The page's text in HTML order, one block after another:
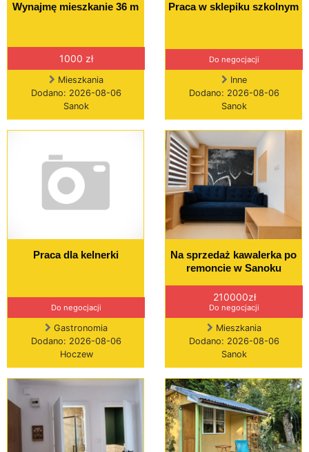
Wynajmę mieszkanie 36 m
1000 zł
Mieszkania
Dodano: 2026-08-06
Sanok
Praca w sklepiku szkolnym
Do negocjacji
Inne
Dodano: 2026-08-06
Sanok
Praca dla kelnerki
Do negocjacji
Gastronomia
Dodano: 2026-08-06
Hoczew
Na sprzedaż kawalerka po
remoncie w Sanoku
210000zł
Do negocjacji
Mieszkania
Dodano: 2026-08-06
Sanok